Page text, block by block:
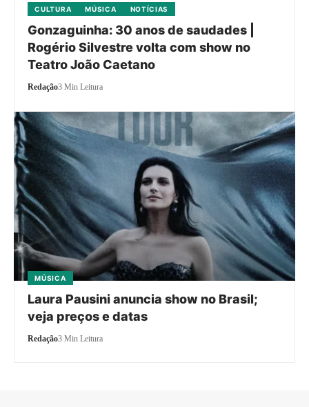
CULTURA MÚSICA NOTÍCIAS
Gonzaguinha: 30 anos de saudades |
Rogério Silvestre volta com show no
Teatro João Caetano
Redação3 Min Leitura
MÚSICA
Laura Pausini anuncia show no Brasil;
veja preços e datas
Redação3 Min Leitura